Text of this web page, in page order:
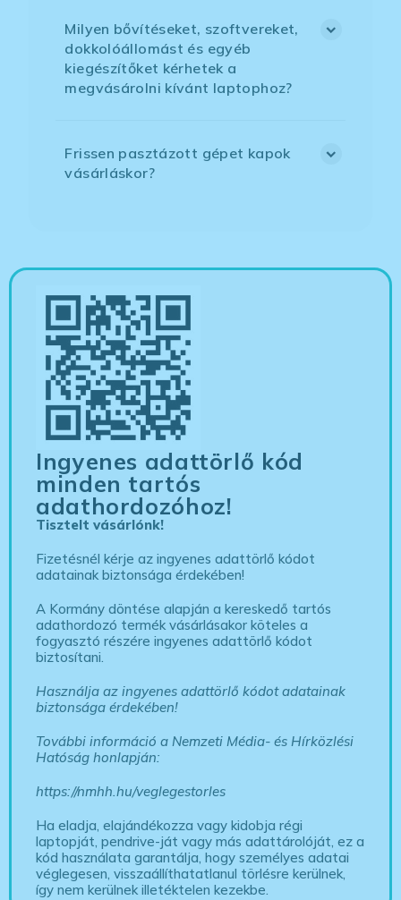
Milyen bővítéseket, szoftvereket,
dokkolóállomást és egyéb
kiegészítőket kérhetek a
megvásárolni kívánt laptophoz?
Frissen pasztázott gépet kapok
vásárláskor?
Ingyenes adattörlő kód
minden tartós
adathordozóhoz!
Tisztelt vásárlónk!
Fizetésnél kérje az ingyenes adattörlő kódot
adatainak biztonsága érdekében!
A Kormány döntése alapján a kereskedő tartós
adathordozó termék vásárlásakor köteles a
fogyasztó részére ingyenes adattörlő kódot
biztosítani.
Használja az ingyenes adattörlő kódot adatainak
biztonsága érdekében!
További információ a Nemzeti Média- és Hírközlési
Hatóság honlapján:
https://nmhh.hu/veglegestorles
Ha eladja, elajándékozza vagy kidobja régi
laptopját, pendrive-ját vagy más adattárolóját, ez a
kód használata garantálja, hogy személyes adatai
véglegesen, visszaállíthatatlanul törlésre kerülnek,
így nem kerülnek illetéktelen kezekbe.